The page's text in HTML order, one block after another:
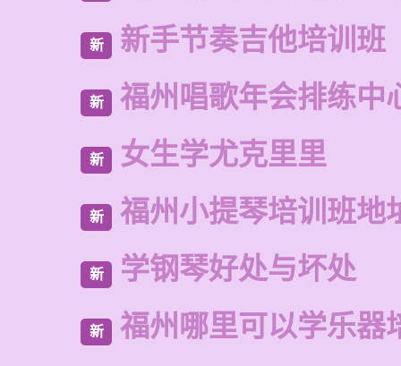
新 新手节奏吉他培训班
新 福州唱歌年会排练中
新 女生学尤克里里
新 福州小提琴培训班地
新 学钢琴好处与坏处
新 福州哪里可以学乐器